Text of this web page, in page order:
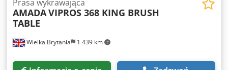
Wielka Brytania 1 439 km
Prasa wykrawająca
AMADAVIPROS 368 KING BRUSH
TABLE